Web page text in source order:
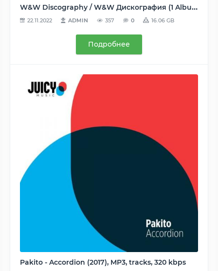
W&W Discography / W&W Дискография (1 Albums, 6 Compilations, 80 Singles, 25 Remixes) - 2008-2020, FLAC (tracks, tracks+.cue, image+.cue), lossless [WEB, CD]
22.11.2022 ADMIN 357 0 16.06 GB
Подробнее
Pakito - Accordion (2017), MP3, tracks, 320 kbps